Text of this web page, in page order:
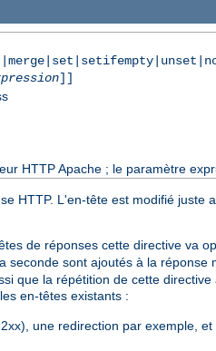
]]
HTTP Apache ; le paramètre
HTTP. L'en-tête est modifié juste
de réponses cette directive va
seconde sont ajoutés à la
que la répétition de cette
en-têtes existants :
une redirection par exemple,